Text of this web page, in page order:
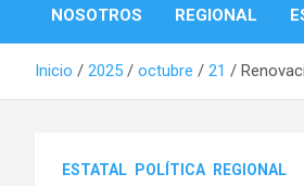
NOSOTROS REGIONAL
Inicio 2025 octubre 21
ESTATAL POLÍTICA REGIONAL